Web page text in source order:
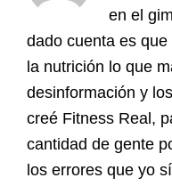
en el
dado cuenta es
la nutrición lo que
desinformación y
creé Fitness Real,
cantidad de gente
los errores que yo